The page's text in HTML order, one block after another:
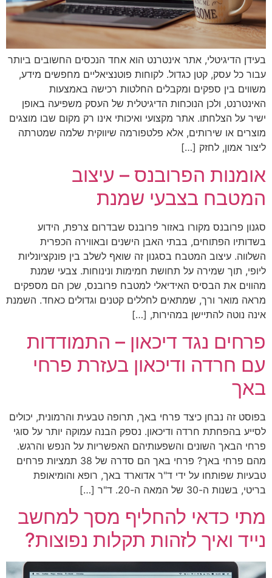
בעידן הדיגיטלי, אתר אינטרנט הוא אחד הנכסים החשובים ביותר
עבור כל עסק, קטן כגדול. לקוחות פוטנציאליים מחפשים מידע,
משווים בין ספקים ומקבלים החלטות רכישה באמצעות
האינטרנט, ולכן הנוכחות הדיגיטלית של העסק משפיעה באופן
ישיר על הצלחתו. אתר מקצועי ואיכותי אינו רק מקום שבו מוצגים
מוצרים או שירותים, אלא פלטפורמה שיווקית שלמה שמטרתה
ליצור אמון, לחזק […]
אומנות הפרובנס – עיצוב
המטבח בצבעי שמנת
סגנון פרובנס מקורו באזור פרובנס שבדרום צרפת, הידוע
בשדותיו הפתוחים, בבתי האבן הישנים ובאווירה הכפרית
השלווה. עיצוב המטבח בסגנון זה שואף לשלב בין פונקציונליות
ליופי, תוך שמירה על תחושת חמימות ונינוחות. צבעי שמנת
מהווים את הבסיס האידיאלי למטבח פרובנס, שכן הם מספקים
מראה מואר ורך, שמתאים לחללים קטנים וגדולים כאחד. השמנת
אינה נוטה להתיישן במהירות, […]
פרחים נגד דיכאון – התמודדות
עם חרדה ודיכאון בעזרת פרחי
באך
בפוסט זה נבחן כיצד פרחי באך, תרופה טבעית והרמונית, יכולים
לסייע בהפחתת חרדה ודיכאון. נספק הבנה עמוקה יותר על סוגי
פרחי הבאך השונים והשפעותיהם האפשריות על הנפש והרגש.
מהם פרחי באך? פרחי באך הם סדרה של 38 תמציות פרחים
טבעיות שפותחו על ידי ד"ר אדוארד באך, רופא והומיאופת
בריטי, בשנות ה-30 של המאה ה-20. ד"ר […]
מתי כדאי להחליף מסך למחשב
נייד ואיך לזהות תקלות נפוצות?